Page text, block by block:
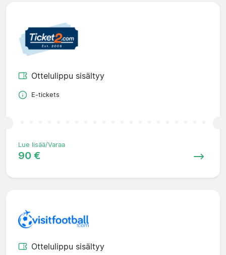
Ottelulippu sisältyy
E-tickets
Lue lisää/Varaa
90 €
Ottelulippu sisältyy